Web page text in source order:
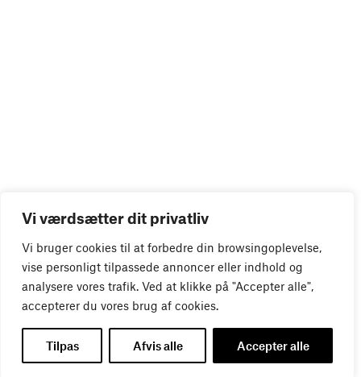
Vi værdsætter dit privatliv
Vi bruger cookies til at forbedre din browsingoplevelse,
vise personligt tilpassede annoncer eller indhold og
analysere vores trafik. Ved at klikke på "Accepter alle",
accepterer du vores brug af cookies.
Tilpas Afvis alle Accepter alle